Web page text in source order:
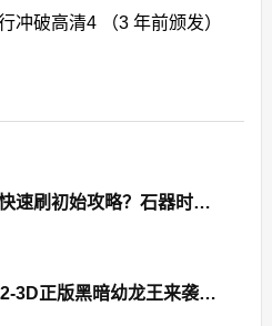
冲破高清4 （3 年前颁发）
石器时代起源新手玩家快速刷初始攻略？石器时代起源官网下载
BOSS下战书 石器时代2-3D正版黑暗幼龙王来袭，石器时代正版手游攻略